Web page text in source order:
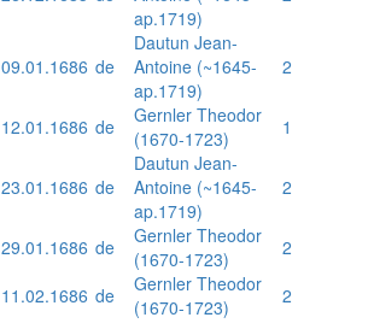
ap.1719)
09.01.1686 de
Dautun Jean-
Antoine (~1645-
ap.1719)
2
12.01.1686 de
Gernler Theodor
(1670-1723)
1
23.01.1686 de
Dautun Jean-
Antoine (~1645-
ap.1719)
2
29.01.1686 de
Gernler Theodor
(1670-1723)
2
11.02.1686 de
Gernler Theodor
(1670-1723)
2